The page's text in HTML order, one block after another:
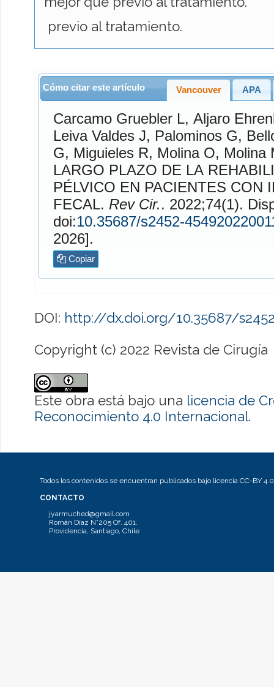
previo al tratamiento.
Cómo citar este artículo Vancouver APA
Carcamo GrueblerL, Aljaro
Leiva ValdesJ, PalominosG,
G, MiguielesR, MolinaO, MolinaM.
LARGO PLAZO DE LA
PÉLVICO EN PACIENTES CON
FECAL. Rev Cir.. 2022;74(1). Disponible en:
doi:10.35687/s2452-
2026].
Copiar
DOI: http://dx.doi.org/10.35687/
Copyright (c) 2022 Revista de Cirugía
Este obra está bajo una licencia de
Reconocimiento 4.0 Internacional.
Todos los contenidos se encuentran publicados bajo licencia CC-BY 4.0
CONTACTO
jyarmuched@gmail.com
Román Díaz N°205 Of. 401.
Providencia, Santiago, Chile